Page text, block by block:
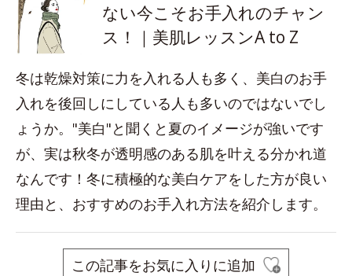
ない今こそお手入れのチャン
ス！｜美肌レッスンA to Z
冬は乾燥対策に力を入れる人も多く、美白のお手
入れを後回しにしている人も多いのではないでし
ょうか。"美白"と聞くと夏のイメージが強いです
が、実は秋冬が透明感のある肌を叶える分かれ道
なんです！冬に積極的な美白ケアをした方が良い
理由と、おすすめのお手入れ方法を紹介します。
この記事をお気に入りに追加